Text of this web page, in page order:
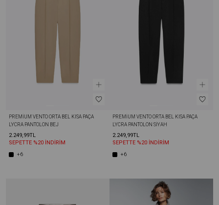
PREMIUM VENTO ORTA BEL KISA PAÇA
LYCRA PANTOLON BEJ
2.249,99TL
SEPETTE %20 İNDİRİM
+6
PREMIUM VENTO ORTA BEL KISA PAÇA
LYCRA PANTOLON SIYAH
2.249,99TL
SEPETTE %20 İNDİRİM
+6